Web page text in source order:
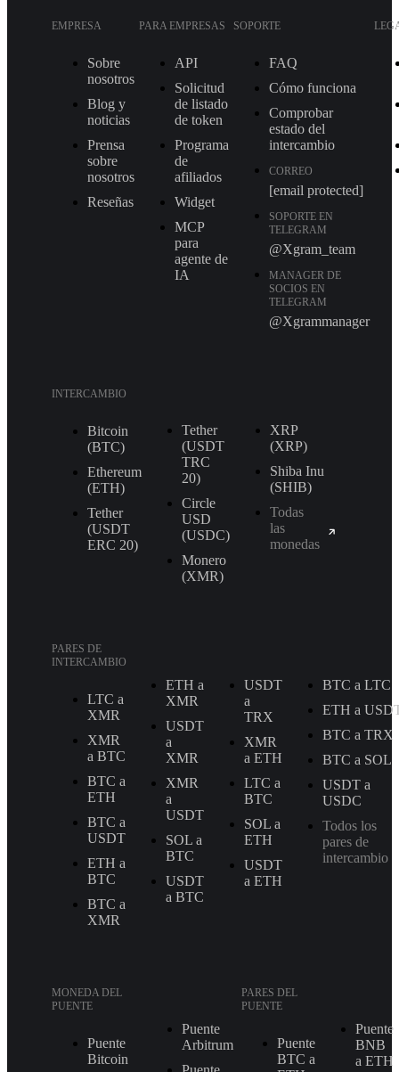
EMPRESA
Sobre
nosotros
Blog y
noticias
Prensa
sobre
nosotros
Reseñas
PARA EMPRESAS
API
Solicitud
de listado
de token
Programa
de
afiliados
Widget
MCP
para
agente de
IA
SOPORTE
FAQ
Cómo funciona
Comprobar
estado del
intercambio
CORREO
[email protected]
SOPORTE EN
TELEGRAM
@Xgram_team
MANAGER DE
SOCIOS EN
TELEGRAM
@Xgrammanager
INTERCAMBIO
Bitcoin
(BTC)
Ethereum
(ETH)
Tether
(USDT
ERС 20)
Tether
(USDT
TRС
20)
Circle
USD
(USDC)
Monero
(XMR)
XRP
(XRP)
Shiba Inu
(SHIB)
Todas
las
monedas
PARES DE
INTERCAMBIO
LTC a
XMR
XMR
a BTC
BTC a
ETH
BTC a
USDT
ETH a
BTC
BTC a
XMR
ETH a
XMR
USDT
a
XMR
XMR
a
USDT
SOL a
BTC
USDT
a BTC
USDT
a
TRX
XMR
a ETH
LTC a
BTC
SOL a
ETH
USDT
a ETH
BTC a LTC
ETH a
BTC a TRX
BTC a SOL
USDT a
USDC
Todos los
pares de
intercambio
MONEDA DEL
PUENTE
Puente
Bitcoin
Puente
Arbitrum
PARES DEL
PUENTE
Puente
BTC a
Puente
BNB
a ETH